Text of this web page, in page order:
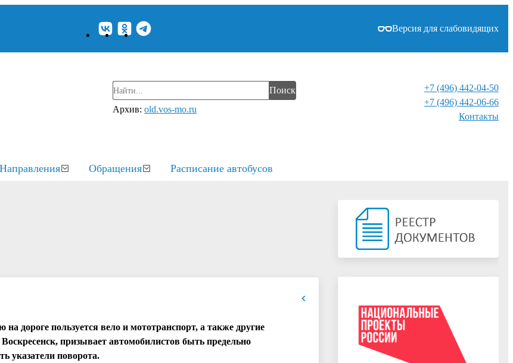
Версия для слабовидящих
Поиск
Архив: old.vos-mo.ru
+7 (496) 442-04-50
+7 (496) 442-06-66
Контакты⁠
Направления Обращения Расписание автобусов
дороге пользуется вело и мототранспорт, а также другие
призывает автомобилистов быть предельно
указатели поворота.